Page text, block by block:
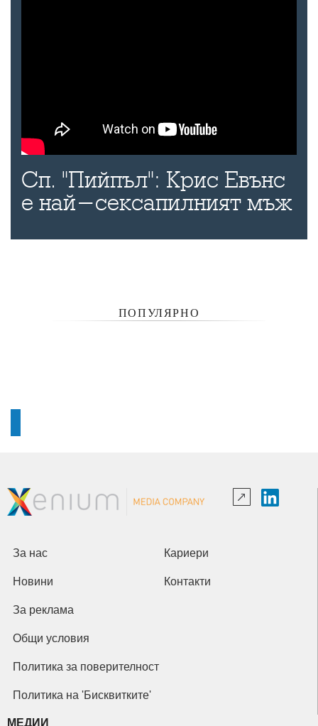
Сп. "Пийпъл": Крис Евънс
е най-сексапилният мъж
ПОПУЛЯРНО
За нас Кариери
Новини Контакти
За реклама
Общи условия
Политика за поверителност
Политика на 'Бисквитките'
МЕДИИ